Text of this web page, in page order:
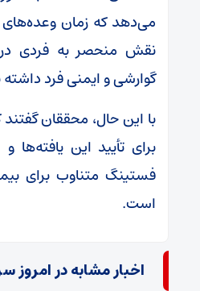
می‌دهد که زمان
نقش منحصر به فردی
گوارشی و ایمنی فرد
با این حال، محققان
برای تأیید این یافته‌ها
فستینگ متناوب برای
است.
اخبار مشابه در امروز